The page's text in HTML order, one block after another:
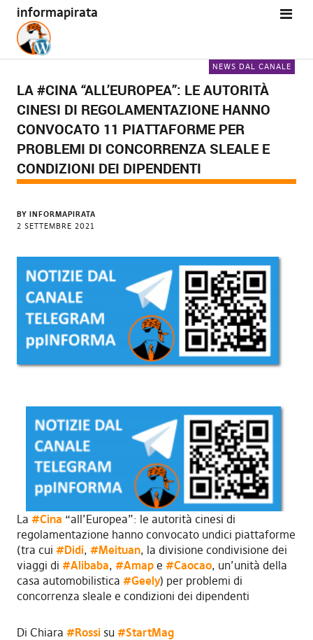
informapirata
NEWS DAL CANALE
LA #CINA “ALL’EUROPEA”: LE AUTORITÀ
CINESI DI REGOLAMENTAZIONE HANNO
CONVOCATO 11 PIATTAFORME PER
PROBLEMI DI CONCORRENZA SLEALE E
CONDIZIONI DEI DIPENDENTI
BY INFORMAPIRATA
2 SETTEMBRE 2021
La #Cina “all’Europea”: le autorità cinesi di
regolamentazione hanno convocato undici piattaforme
(tra cui #Didi, #Meituan, la divisione condivisione dei
viaggi di #Alibaba, #Amape #Caocao, un’unità della
casa automobilistica #Geely) per problemi di
concorrenza sleale e condizioni dei dipendenti
Di Chiara #Rossi su #StartMag